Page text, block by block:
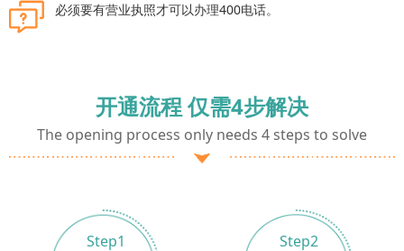
必须要有营业执照才可以办理400电话。
开通流程 仅需4步解决
The opening process only needs 4 steps to solve
Step1 Step2